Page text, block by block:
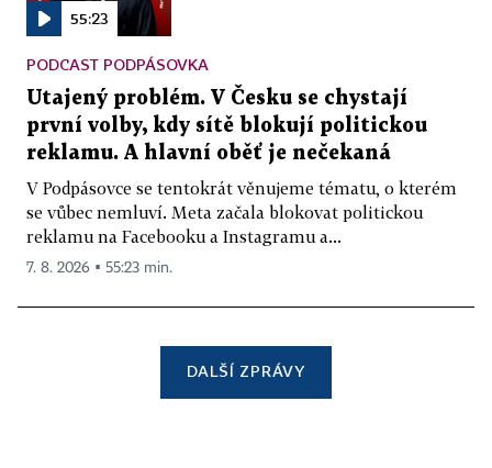
55:23
PODCAST PODPÁSOVKA
Utajený problém. V Česku se chystají
první volby, kdy sítě blokují politickou
reklamu. A hlavní oběť je nečekaná
V Podpásovce se tentokrát věnujeme tématu, o kterém
se vůbec nemluví. Meta začala blokovat politickou
reklamu na Facebooku a Instagramu a...
7. 8. 2026 ▪ 55:23 min.
DALŠÍ ZPRÁVY